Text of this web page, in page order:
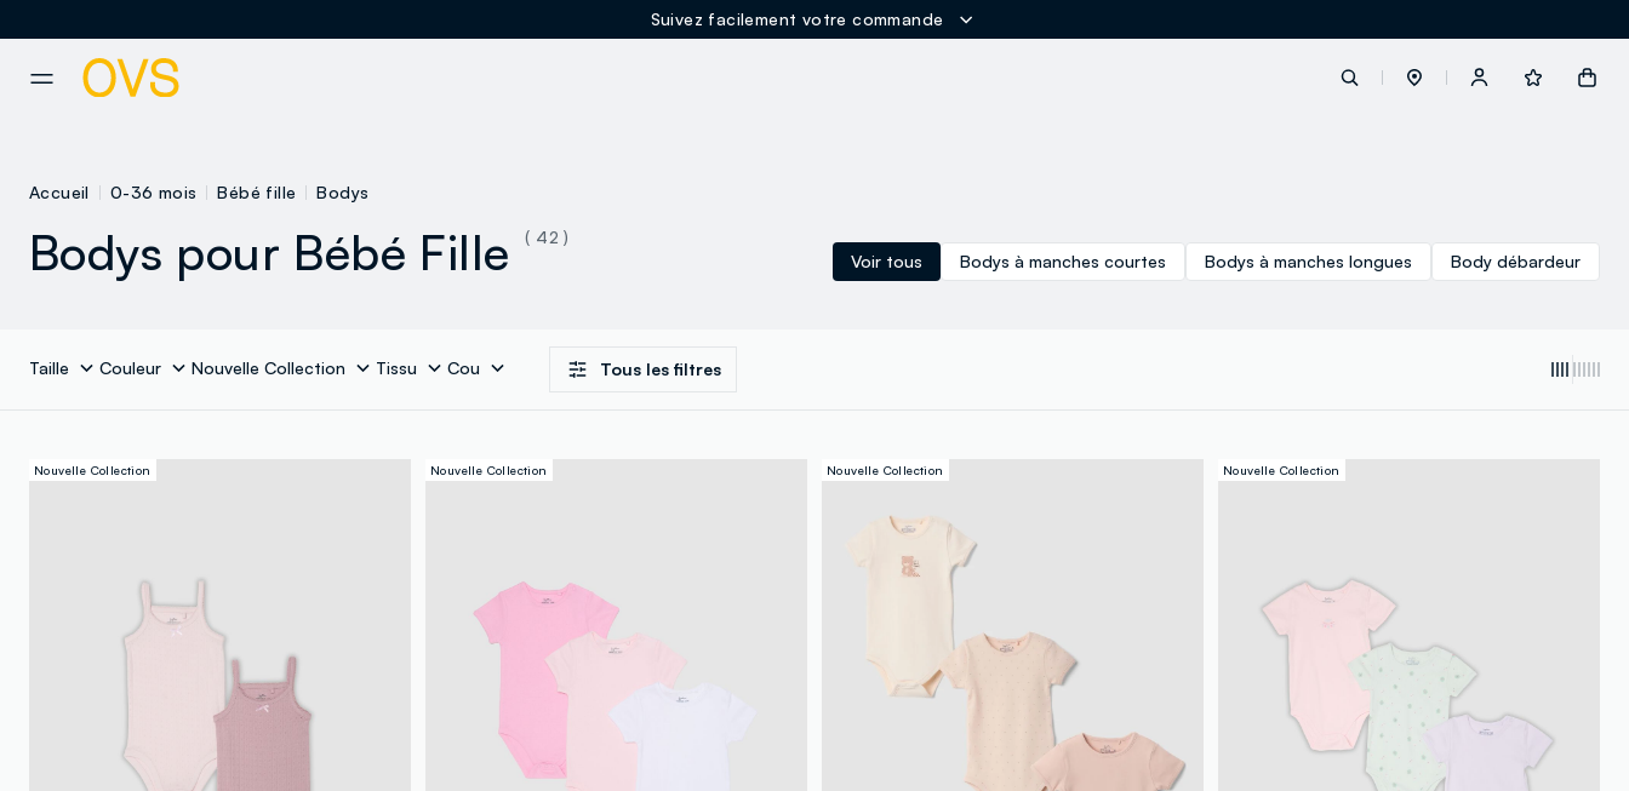
Suivez facilement votre commande
button.loginandregister
Accueil 0-36 mois Bébé fille Bodys
Bodys pour Bébé Fille
( 42 )
Voir tous
Bodys à manches courtes Bodys à manches longues Body débardeur
Taille Couleur Nouvelle Collection Tissu Cou Tous les filtres
Nouvelle Collection Nouvelle Collection Nouvelle Collection Nouvelle Collection